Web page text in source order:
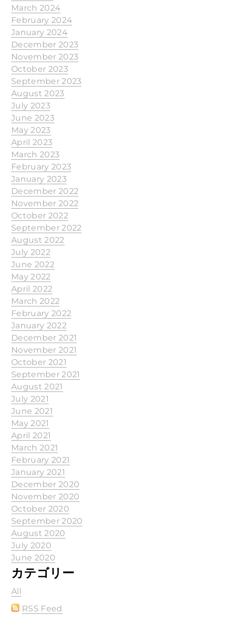
March 2024
February 2024
January 2024
December 2023
November 2023
October 2023
September 2023
August 2023
July 2023
June 2023
May 2023
April 2023
March 2023
February 2023
January 2023
December 2022
November 2022
October 2022
September 2022
August 2022
July 2022
June 2022
May 2022
April 2022
March 2022
February 2022
January 2022
December 2021
November 2021
October 2021
September 2021
August 2021
July 2021
June 2021
May 2021
April 2021
March 2021
February 2021
January 2021
December 2020
November 2020
October 2020
September 2020
August 2020
July 2020
June 2020
カテゴリー
All
RSS Feed